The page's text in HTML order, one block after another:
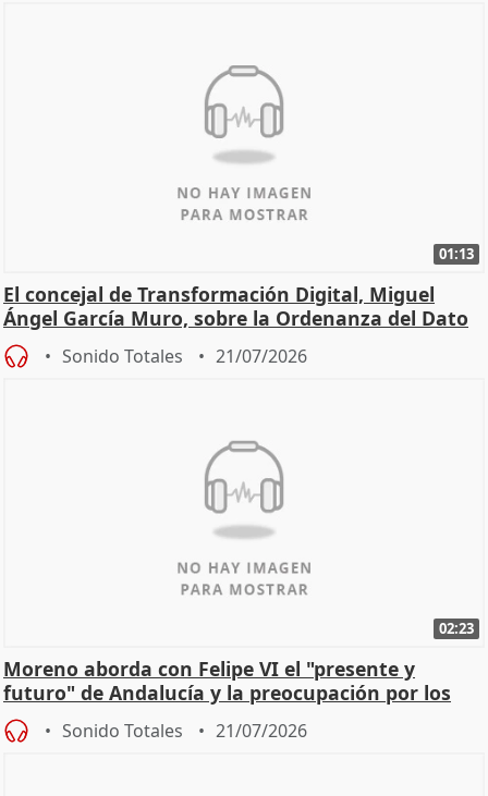
01:13
El concejal de Transformación Digital, Miguel
Ángel García Muro, sobre la Ordenanza del Dato
Sonido Totales 21/07/2026
02:23
Moreno aborda con Felipe VI el "presente y
futuro" de Andalucía y la preocupación por los
incendios
Sonido Totales 21/07/2026